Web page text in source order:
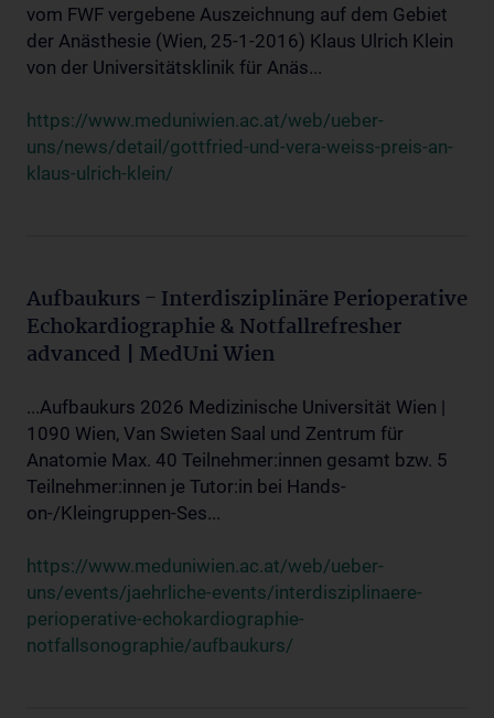
vom FWF vergebene Auszeichnung auf dem Gebiet
der Anästhesie (Wien, 25-1-2016) Klaus Ulrich Klein
von der Universitätsklinik für Anäs...
https://www.meduniwien.ac.at/web/ueber-
uns/news/detail/gottfried-und-vera-weiss-preis-an-
klaus-ulrich-klein/
Aufbaukurs - Interdisziplinäre Perioperative
Echokardiographie & Notfallrefresher
advanced | MedUni Wien
...Aufbaukurs 2026 Medizinische Universität Wien |
1090 Wien, Van Swieten Saal und Zentrum für
Anatomie Max. 40 Teilnehmer:innen gesamt bzw. 5
Teilnehmer:innen je Tutor:in bei Hands-
on-/Kleingruppen-Ses...
https://www.meduniwien.ac.at/web/ueber-
uns/events/jaehrliche-events/interdisziplinaere-
perioperative-echokardiographie-
notfallsonographie/aufbaukurs/